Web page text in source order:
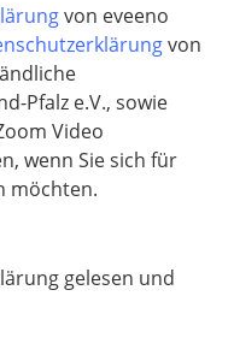
von eveeno
von
Pfalz e.V., sowie
Video
wenn Sie sich für
möchten.
gelesen und